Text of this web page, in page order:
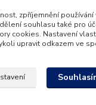
zpříjemnění
souhlasu také pro
cookies. Nastavení
upravit odkazem ve